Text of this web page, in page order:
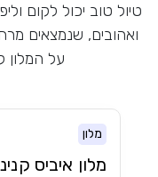
טיול טוב יכול לקום
ואהובים, שנמצאים
על המלון
מלון
מלון איביס